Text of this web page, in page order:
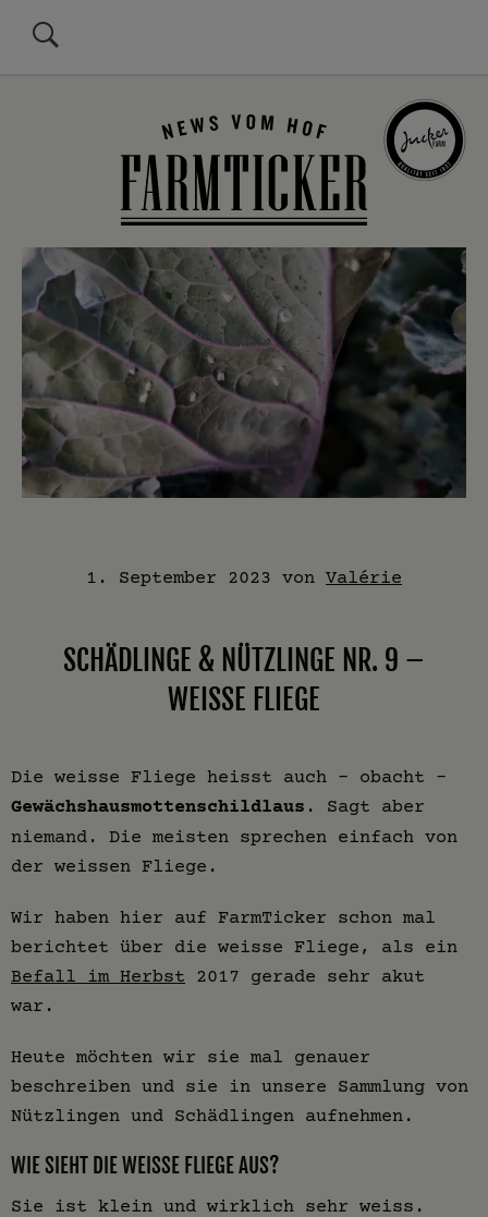
1. September 2023 von Valérie
SCHÄDLINGE & NÜTZLINGE NR. 9 –
WEISSE FLIEGE
Die weisse Fliege heisst auch – obacht –
Gewächshausmottenschildlaus . Sagt aber
niemand. Die meisten sprechen einfach von
der weissen Fliege.
Wir haben hier auf FarmTicker schon mal
berichtet über die weisse Fliege, als ein
Befall im Herbst 2017 gerade sehr akut
war.
Heute möchten wir sie mal genauer
beschreiben und sie in unsere Sammlung von
Nützlingen und Schädlingen aufnehmen.
WIE SIEHT DIE WEISSE FLIEGE AUS?
Sie ist klein und wirklich sehr weiss.